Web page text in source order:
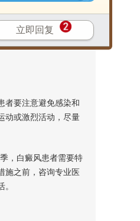
食用富含维生素的
可以帮助白癜风患
要注意避免感染和
动或激烈活动，尽量
，白癜风患者需要特
施之前，咨询专业医
立即回复